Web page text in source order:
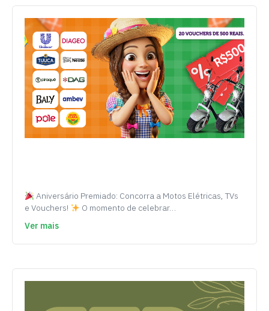
Aniversário Premiado: Concorra a Motos Elétricas, TVs
e Vouchers!
O momento de celebrar…
Ver mais